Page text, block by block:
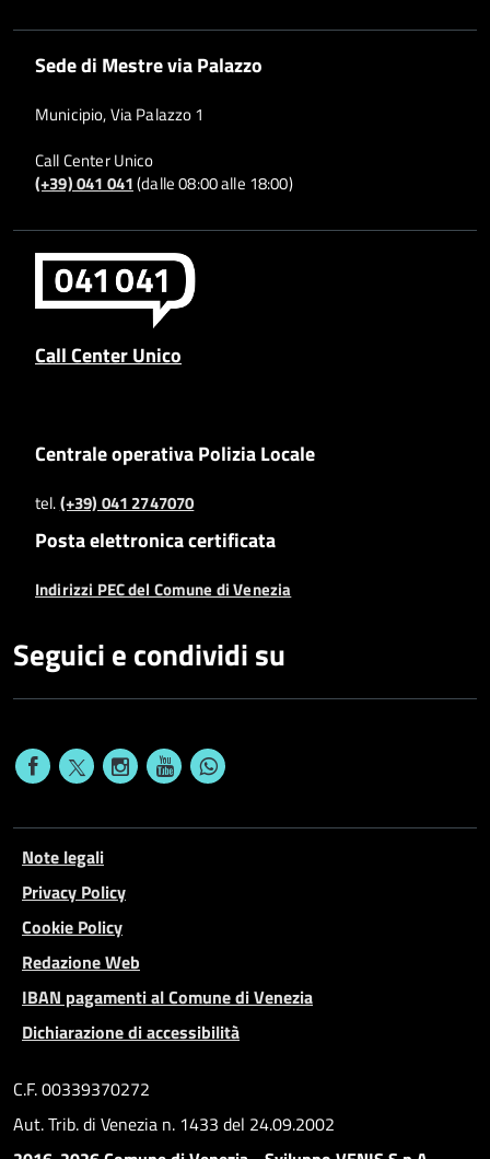
Sede di Mestre via Palazzo
Municipio, Via Palazzo 1
Call Center Unico
(+39) 041 041(dalle 08:00 alle 18:00)
Call Center Unico
Centrale operativa Polizia Locale
tel.(+39) 041 2747070
Posta elettronica certificata
Indirizzi PEC del Comune di Venezia
Seguici e condividi su
Note legali
Privacy Policy
Cookie Policy
Redazione Web
IBAN pagamenti al Comune di Venezia
Dichiarazione di accessibilità
C.F. 00339370272
Aut. Trib. di Venezia n. 1433 del 24.09.2002